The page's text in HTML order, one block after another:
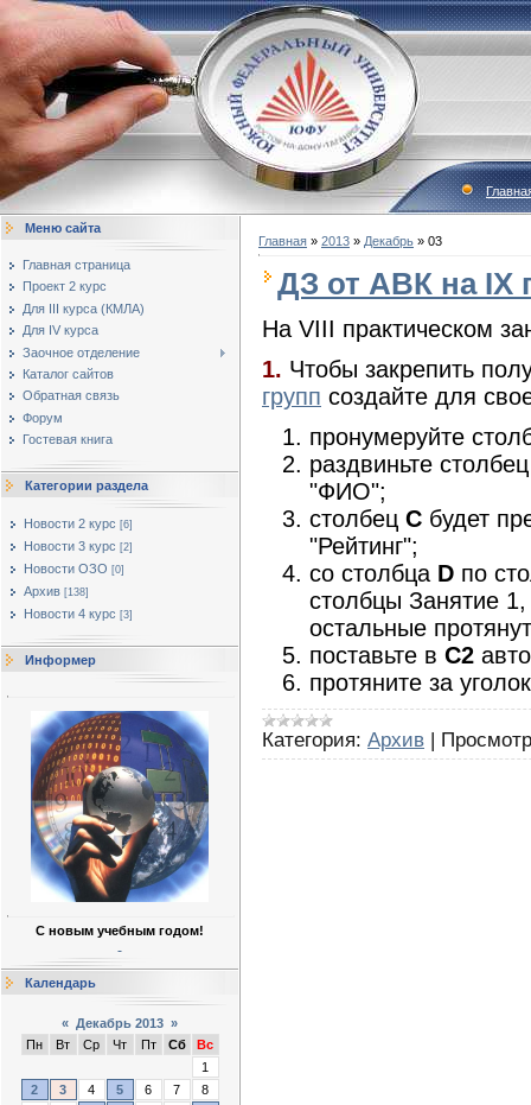
Меню сайта
Главная страница
Проект 2 курс
Для III курса (КМЛА)
Для IV курса
Заочное отделение
Каталог сайтов
Обратная связь
Форум
Гостевая книга
Категории раздела
Новости 2 курс [6]
Новости 3 курс [2]
Новости ОЗО [0]
Архив [138]
Новости 4 курс [3]
Информер
С новым учебным годом!
Календарь
« Декабрь 2013 »
Пн
Вт Ср Чт Пт Сб
Вс
1
2
3 4 5 6 7
8
Главная » 2013 » Декабрь » 03
ДЗ от АВК на IX
На VIII практическом
1. Чтобы закрепить
групп создайте для
пронумеруйте
раздвиньте
"ФИО";
столбец С будет
"Рейтинг";
со столбца D по
столбцы Занятие
остальные
поставьте в С2
протяните за
Категория: Архив |